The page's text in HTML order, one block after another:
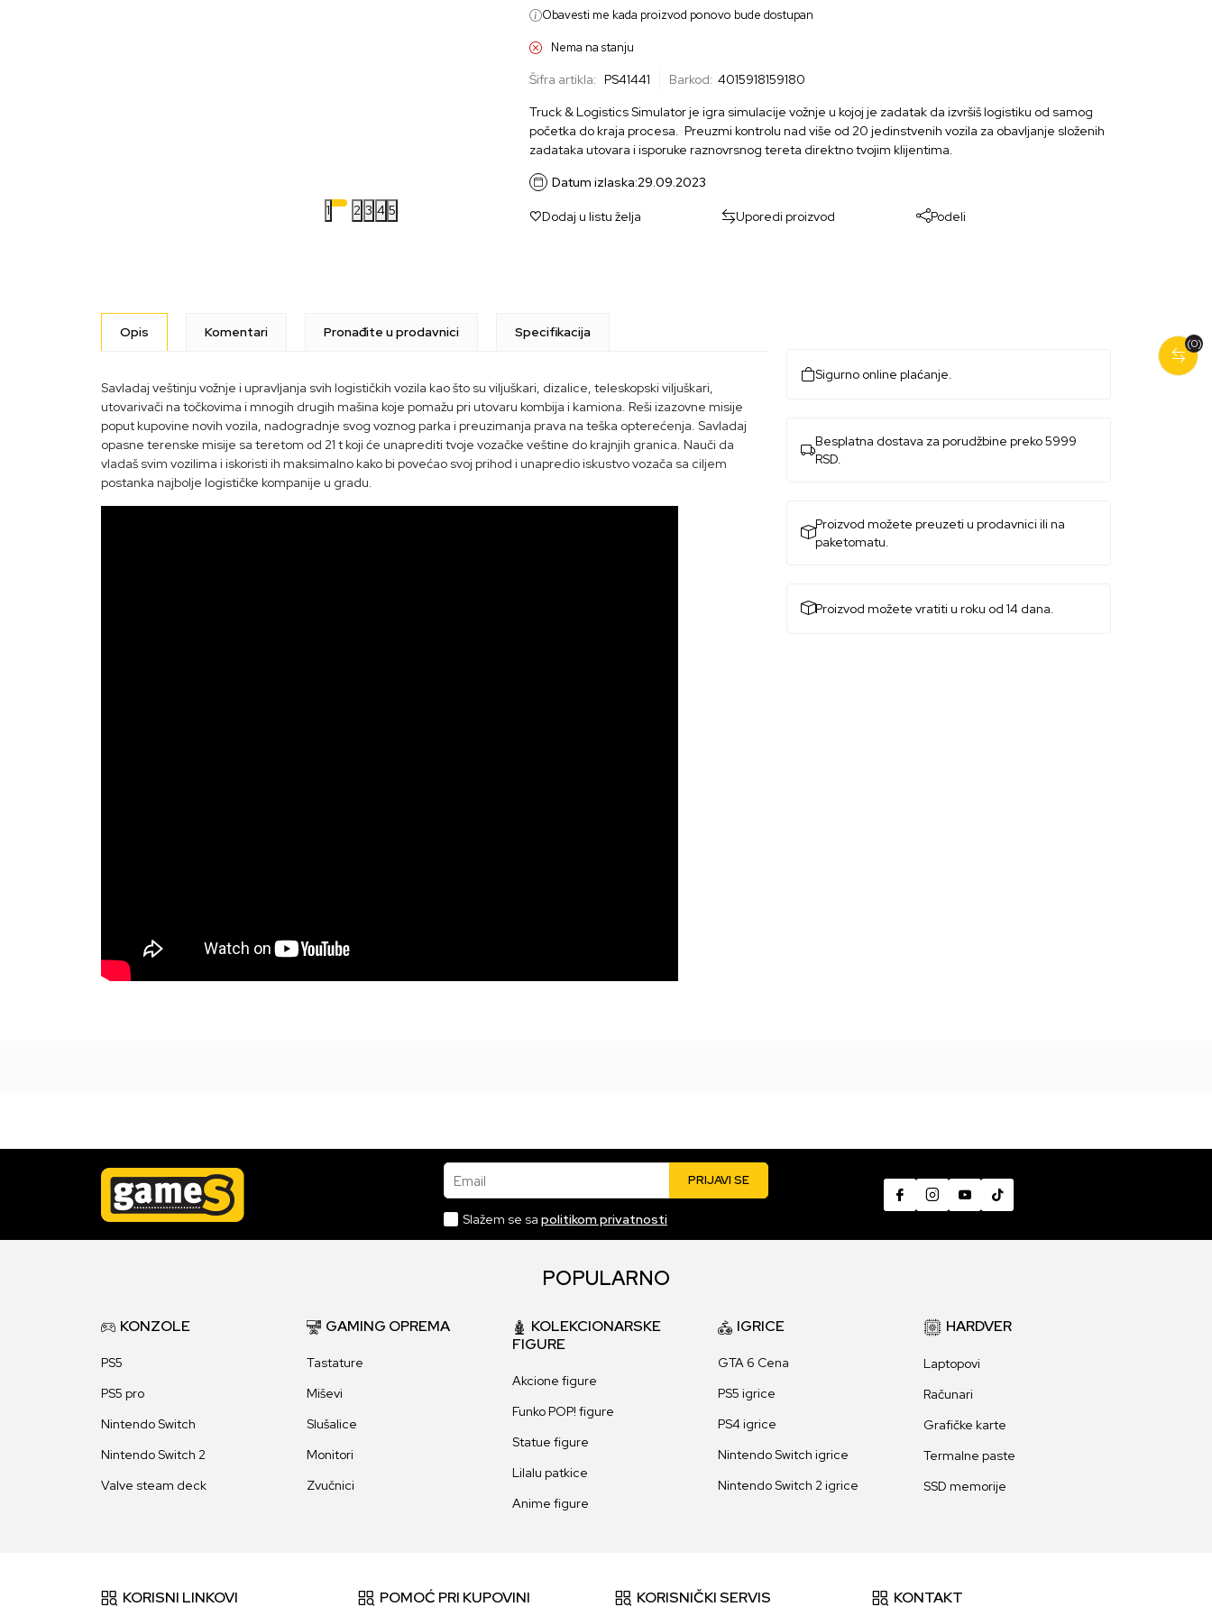
1 2 3 4 5
Obavesti me kada proizvod ponovo bude dostupan
Nema na stanju
Šifra artikla: PS41441 Barkod: 4015918159180
Truck & Logistics Simulator je igra simulacije vožnje u kojoj je zadatak da izvršiš logistiku od samog
početka do kraja procesa. Preuzmi kontrolu nad više od 20 jedinstvenih vozila za obavljanje složenih
zadataka utovara i isporuke raznovrsnog tereta direktno tvojim klijentima.
Datum izlaska:29.09.2023
Dodaj u listu želja Uporedi proizvod Podeli
(0)
Opis Komentari Pronađite u prodavnici Specifikacija
Savladaj veštinju vožnje i upravljanja svih logističkih vozila kao što su viljuškari, dizalice, teleskopski viljuškari,
utovarivači na točkovima i mnogih drugih mašina koje pomažu pri utovaru kombija i kamiona. Reši izazovne misije
poput kupovine novih vozila, nadogradnje svog voznog parka i preuzimanja prava na teška opterećenja. Savladaj
opasne terenske misije sa teretom od 21 t koji će unaprediti tvoje vozačke veštine do krajnjih granica. Nauči da
vladaš svim vozilima i iskoristi ih maksimalno kako bi povećao svoj prihod i unapredio iskustvo vozača sa ciljem
postanka najbolje logističke kompanije u gradu.
Sigurno online plaćanje.
Besplatna dostava za porudžbine preko 5999
RSD.
Proizvod možete preuzeti u prodavnici ili na
paketomatu.
Proizvod možete vratiti u roku od 14 dana.
Email PRIJAVI SE
Slažem se sa politikom privatnosti
POPULARNO
KONZOLE
PS5
PS5 pro
Nintendo Switch
Nintendo Switch 2
Valve steam deck
GAMING OPREMA
Tastature
Miševi
Slušalice
Monitori
Zvučnici
KOLEKCIONARSKE
FIGURE
Akcione figure
Funko POP! figure
Statue figure
Lilalu patkice
Anime figure
IGRICE
GTA 6 Cena
PS5 igrice
PS4 igrice
Nintendo Switch igrice
Nintendo Switch 2 igrice
HARDVER
Laptopovi
Računari
Grafičke karte
Termalne paste
SSD memorije
KORISNI LINKOVI POMOĆ PRI KUPOVINI KORISNIČKI SERVIS KONTAKT